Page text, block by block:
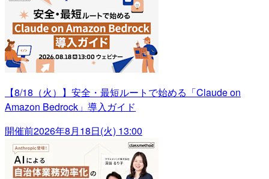
【8/18（火）】安全・最短ルートで始める「Claude on
Amazon Bedrock」導入ガイド
開催前2026年8月18日(火) 13:00